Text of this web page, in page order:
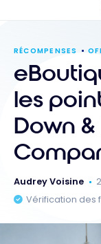
RÉCOMPENSES
les
Down
Audrey Voisine
Vérification des